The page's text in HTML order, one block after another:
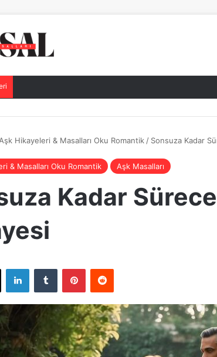
Aşk Hikayeleri & Masalları Oku Romantik / Sonsuza Kadar
& Masalları Oku Romantik Aşk Masalları
Kadar
X LinkedInTumblr PinterestReddit